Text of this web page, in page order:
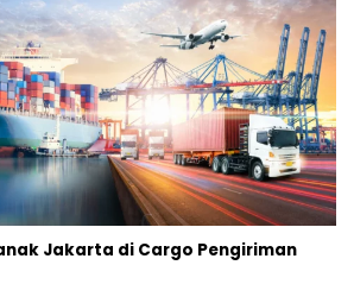
Jakarta di Cargo Pengiriman